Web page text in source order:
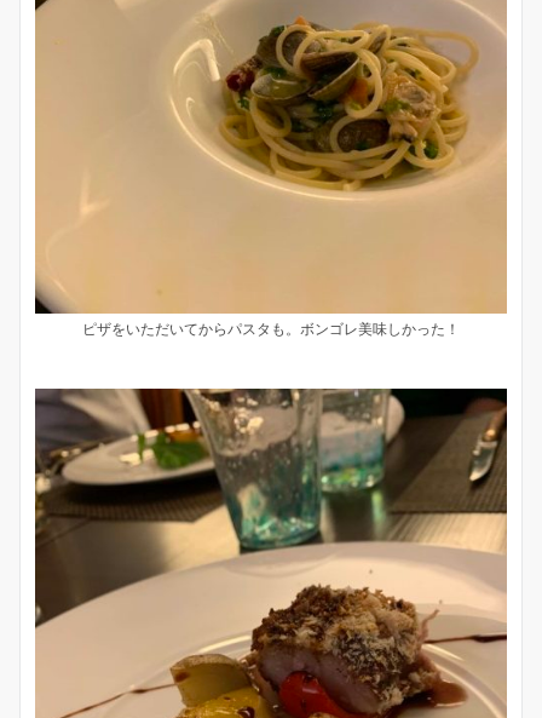
ピザをいただいてからパスタも。ボンゴレ美味しかった！